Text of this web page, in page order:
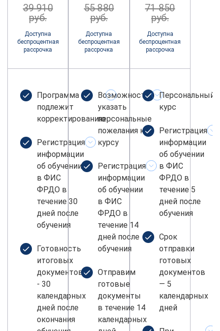
39 910
руб.
Доступна
беспроцентная
рассрочка
Программа не
подлежит
корректированию
Регистрация
информации
об обучении
в ФИС
ФРДО в
течение 30
дней после
обучения
Готовность
итоговых
документов
- 30
календарных
дней после
окончания
55 880
руб.
Доступна
беспроцентная
рассрочка
Возможность
указать
персональные
пожелания к
курсу
Регистрация
информации
об обучении
в ФИС
ФРДО в
течение 14
дней после
обучения
Отправим
готовые
документы
в течение 14
календарных
71 850
руб.
Доступна
беспроцентная
рассрочка
Персональный
курс
Регистрация
информации
об обучении
в ФИС
ФРДО в
течение 5
дней после
обучения
Срок
отправки
готовых
документов
— 5
календарных
дней